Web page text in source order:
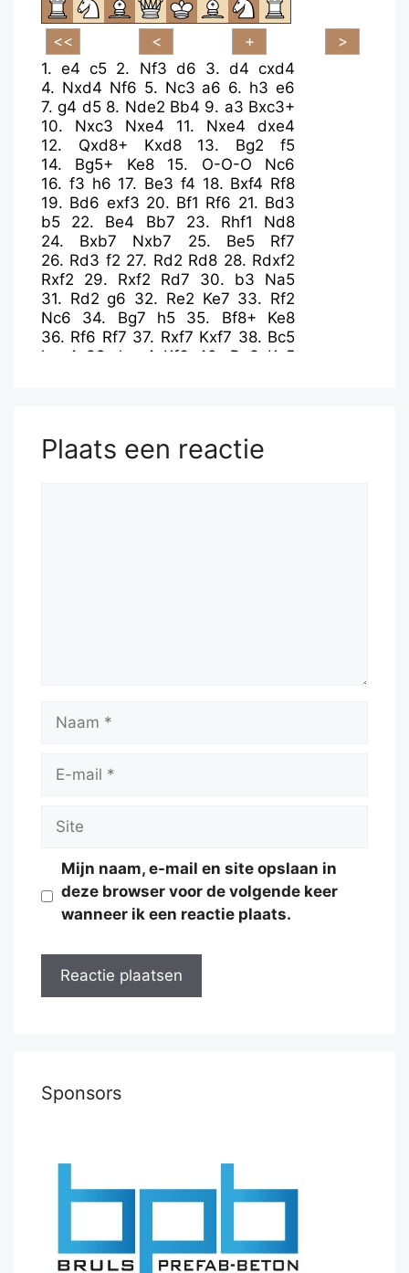
1.e4 c5 2. Nf3 d6 3. d4 cxd4
4. Nxd4 Nf6 5. Nc3 a6 6. h3 e6
7.g4 d5 8. Nde2 Bb4 9. a3 Bxc3+
10. Nxc3 Nxe4 11. Nxe4
dxe4
12. Qxd8+ Kxd8 13. Bg2
f5
14. Bg5+ Ke8 15. O-O-O
Nc6
16. f3 h6 17. Be3 f4 18. Bxf4 Rf8
19. Bd6 exf3 20. Bf1 Rf6 21. Bd3
b5
22. Be4 Bb7 23. Rhf1
Nd8
24. Bxb7 Nxb7 25. Be5
Rf7
26. Rd3 f2 27. Rd2 Rd8 28. Rdxf2
Rxf2
29. Rxf2 Rd7 30. b3
Na5
31. Rd2 g6 32. Re2 Ke7 33. Rf2
Nc6
34. Bg7 h5 35. Bf8+
Ke8
36. Rf6 Rf7 37. Rxf7 Kxf7 38. Bc5
hxg4
39. hxg4 Kf6 40. Be3 Ke5
Plaats een reactie
Naam
Site
Mijn naam, e-mail en site opslaan in
deze browser voor de volgende keer
wanneer ik een reactie plaats.
Sponsors